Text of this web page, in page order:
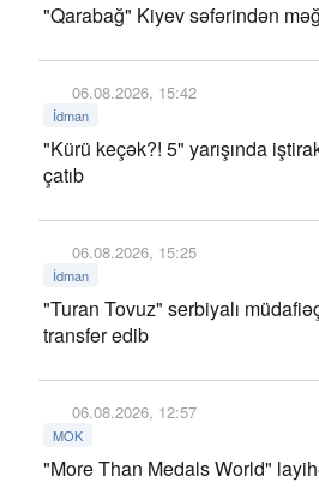
"Qarabağ" Kiyev səfərindən
06.08.2026, 15:42
İdman
"Kürü keçək?! 5" yarışında
çatıb
06.08.2026, 15:25
İdman
"Turan Tovuz" serbiyalı
transfer edib
06.08.2026, 12:57
MOK
"More Than Medals World"